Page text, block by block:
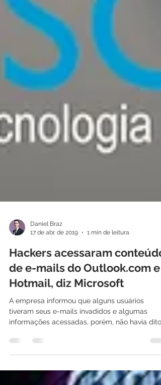
17 de abr. de 2019
1 min de leitura
Hackers acessaram conteúdo
de e-mails do Outlook.com e
Hotmail, diz Microsoft
A empresa informou que alguns usuários
que o...